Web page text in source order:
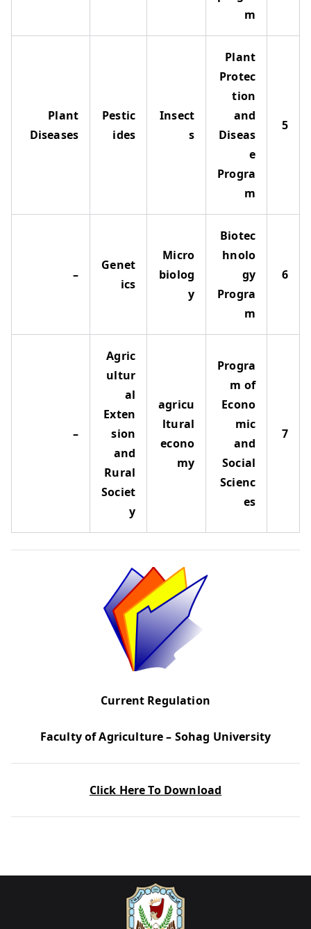
m
5
Plant
Protec
tion
and
Diseas
e
Progra
m
Insect
s
Pestic
ides
Plant
Diseases
6
Biotec
hnolo
gy
Progra
m
Micro
biolog
y
Genet
ics
–
7
Progra
m of
Econo
mic
and
Social
Scienc
es
agricu
ltural
econo
my
Agric
ultur
al
Exten
sion
and
Rural
Societ
y
–
Current Regulation
Faculty of Agriculture – Sohag University
Click Here To Download